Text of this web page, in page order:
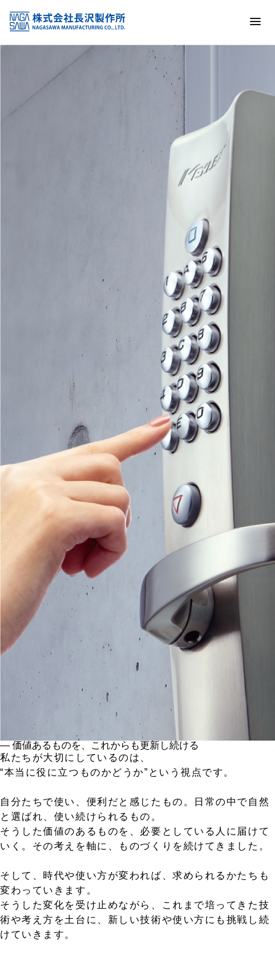
NAGASAWA MFG. CO., LTD.
信頼と技術で未来の安全を支える
― 価値あるものを、これからも更新し続ける
私たちが大切にしているのは、
“本当に役に立つものかどうか”という視点です。
自分たちで使い、便利だと感じたもの。日常の中で自然
と選ばれ、使い続けられるもの。
そうした価値のあるものを、必要としている人に届けて
いく。その考えを軸に、ものづくりを続けてきました。
そして、時代や使い方が変われば、求められるかたちも
変わっていきます。
そうした変化を受け止めながら、これまで培ってきた技
術や考え方を土台に、新しい技術や使い方にも挑戦し続
けていきます。